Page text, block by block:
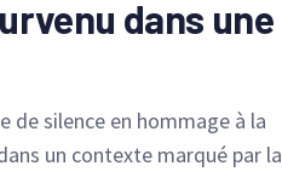
dans une
de silence en hommage à la
un contexte marqué par la